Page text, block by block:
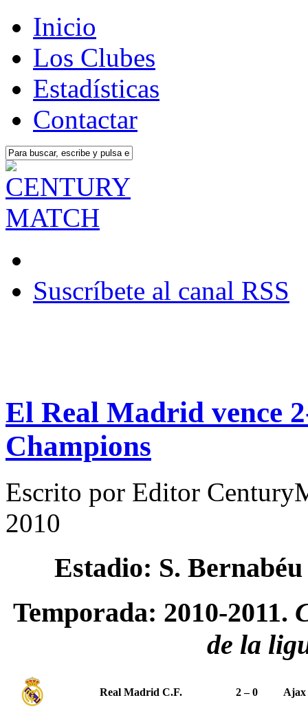
Inicio
Los Clubes
Estadísticas
Contactar
Suscríbete al canal RSS
El Real Madrid vence
Champions
Escrito por Editor
2010
Estadio: S.
Temporada: 2010-2011.
de la
Real Madrid C.F. 2 – 0 Ajax